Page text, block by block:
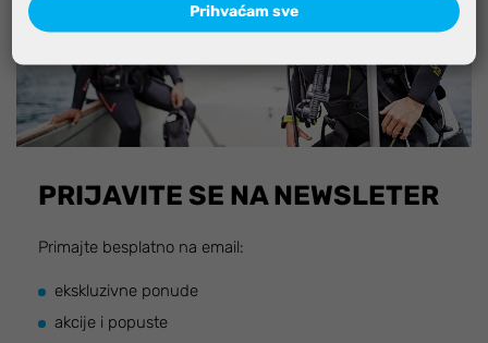
PRIJAVITE SE NA NEWSLETER
Primajte besplatno na email:
ekskluzivne ponude
akcije i popuste
Prihvaćam sve